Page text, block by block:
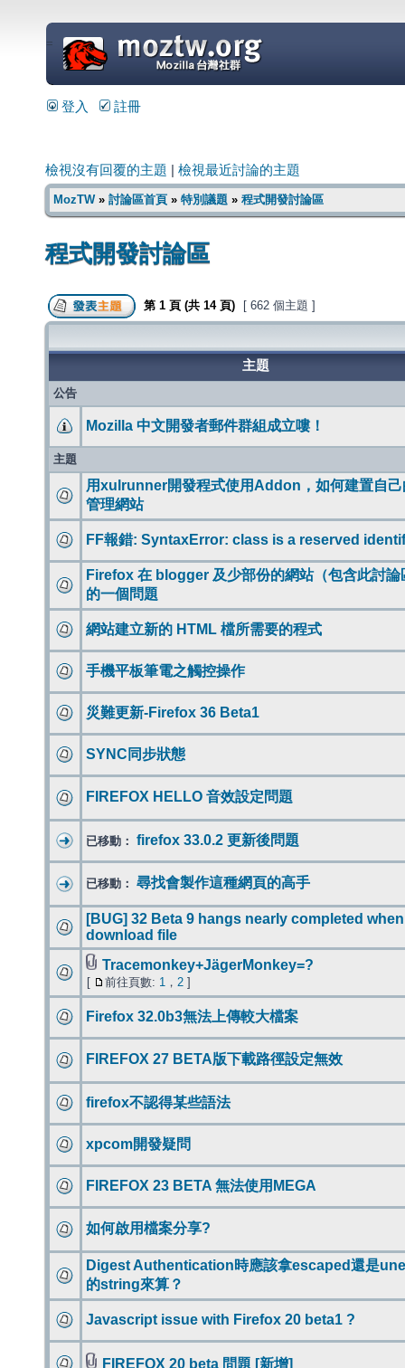
=
登入 註冊
檢視沒有回覆的主題 檢視最近討論的主題
MozTW» 討論區首頁 » 特別議題 » 程式開發討論區
程式開發討論區
第 1 頁 (共 14頁) [ 662 個主題 ]
主題
公告
Mozilla 中文開發者郵件群組成立嘍！
主題
用xulrunner開發程式使用Addon，如何建置自己
管理網站
FF報錯: SyntaxError: class is a reserved
Firefox 在 blogger 及少部份的網站（包含此討論
的一個問題
網站建立新的 HTML 檔所需要的程式
手機平板筆電之觸控操作
災難更新-Firefox 36 Beta1
SYNC同步狀態
FIREFOX HELLO 音效設定問題
已移動： firefox 33.0.2 更新後問題
已移動： 尋找會製作這種網頁的高手
[BUG] 32 Beta 9 hangs nearly completed when
download file
Tracemonkey+JägerMonkey=?
[ 前往頁數: 1 ， 2 ]
Firefox 32.0b3無法上傳較大檔案
FIREFOX 27 BETA版下載路徑設定無效
firefox不認得某些語法
xpcom開發疑問
FIREFOX 23 BETA 無法使用MEGA
如何啟用檔案分享?
Digest Authentication時應該拿escaped還是
的string來算？
Javascript issue with Firefox 20 beta1 ?
FIREFOX 20 beta 問題 [新增]